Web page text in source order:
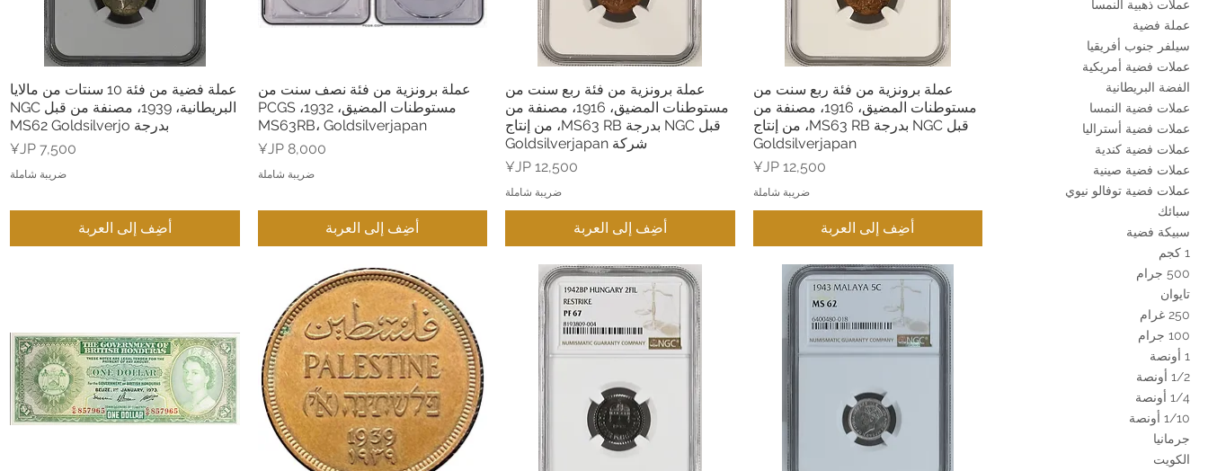
عملات ذهبية النمسا
عملة فضية
سيلفر جنوب أفريقيا
عملات فضية أمريكية
الفضة البريطانية
عملات فضية النمسا
عملات فضية أستراليا
عملات فضية كندية
عملات فضية صينية
عملات فضية توفالو نيوي
سبائك
سبيكة فضية
1 كجم
500 جرام
تايوان
250 غرام
100 جرام
1 أونصة
1/2 أونصة
1/4 أونصة
1/10 أونصة
جرمانيا
الكويت
العرض السريع
عملة برونزية من فئة ربع سنت من
مستوطنات المضيق، 1916، مصنفة من
قبل NGC بدرجة MS63 RB، من إنتاج
Goldsilverjapan
السعر
ضريبة شاملة
أضِف إلى العربة
العرض السريع
عملة برونزية من فئة ربع سنت من
مستوطنات المضيق، 1916، مصنفة من
قبل NGC بدرجة MS63 RB، من إنتاج
شركة Goldsilverjapan
السعر
ضريبة شاملة
أضِف إلى العربة
العرض السريع
عملة برونزية من فئة نصف سنت من
مستوطنات المضيق، 1932، PCGS
MS63RB، Goldsilverjapan
السعر
ضريبة شاملة
أضِف إلى العربة
العرض السريععملة فضية من فئة 10 سنتات من مالايا
البريطانية، 1939، مصنفة من قبل NGC
بدرجة MS62 Goldsilverjo
السعر
ضريبة شاملة
أضِف إلى العربة